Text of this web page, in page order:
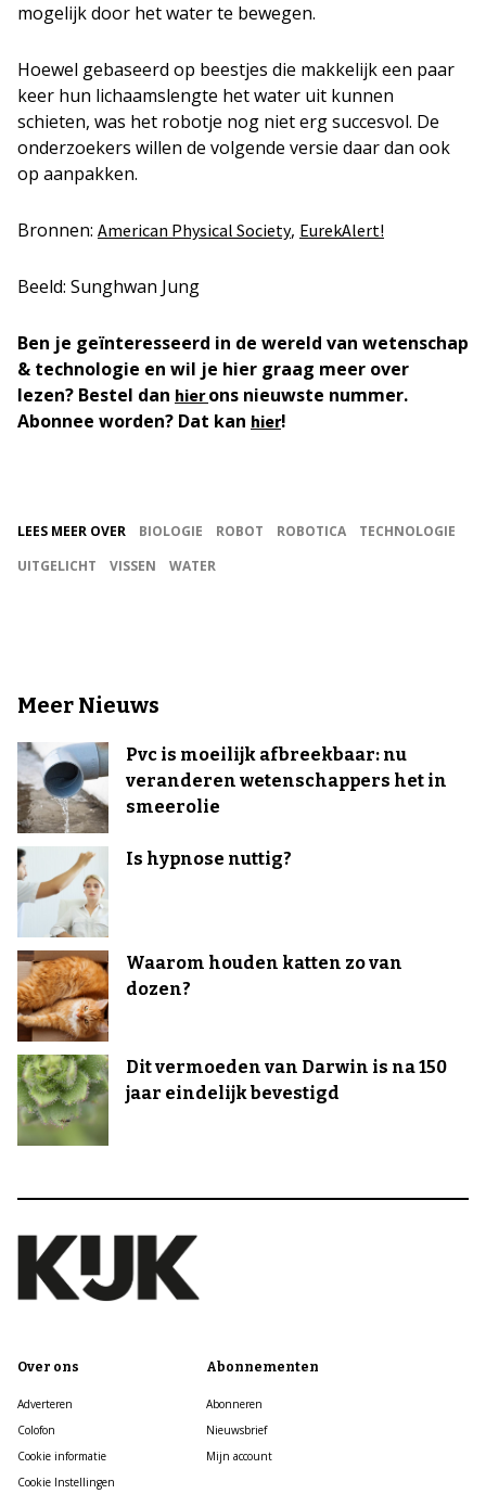
mogelijk door het water te bewegen.
Hoewel gebaseerd op beestjes die makkelijk een paar
keer hun lichaamslengte het water uit kunnen
schieten, was het robotje nog niet erg succesvol. De
onderzoekers willen de volgende versie daar dan ook
op aanpakken.
Bronnen: American Physical Society, EurekAlert!
Beeld: Sunghwan Jung
Ben je geïnteresseerd in de wereld van wetenschap
& technologie en wil je hier graag meer over
lezen? Bestel dan hierons nieuwste nummer.
Abonnee worden? Dat kan hier!
LEES MEER OVER BIOLOGIE ROBOT ROBOTICA
TECHNOLOGIE
UITGELICHT
VISSEN WATER
Meer Nieuws
Pvc is moeilijk afbreekbaar: nu
veranderen wetenschappers het in
smeerolie
Is hypnose nuttig?
Waarom houden katten zo van
dozen?
Dit vermoeden van Darwin is na 150
jaar eindelijk bevestigd
Over ons
Adverteren
Colofon
Cookie informatie
Cookie Instellingen
Abonnementen
Abonneren
Nieuwsbrief
Mijn account